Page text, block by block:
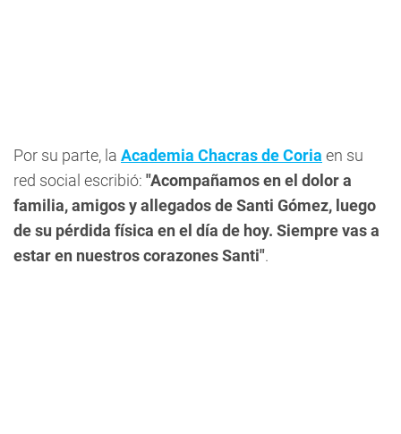
Por su parte, la Academia Chacras de Coria en su
red social escribió: "Acompañamos en el dolor a
familia, amigos y allegados de Santi Gómez, luego
de su pérdida física en el día de hoy. Siempre vas a
estar en nuestros corazones Santi".